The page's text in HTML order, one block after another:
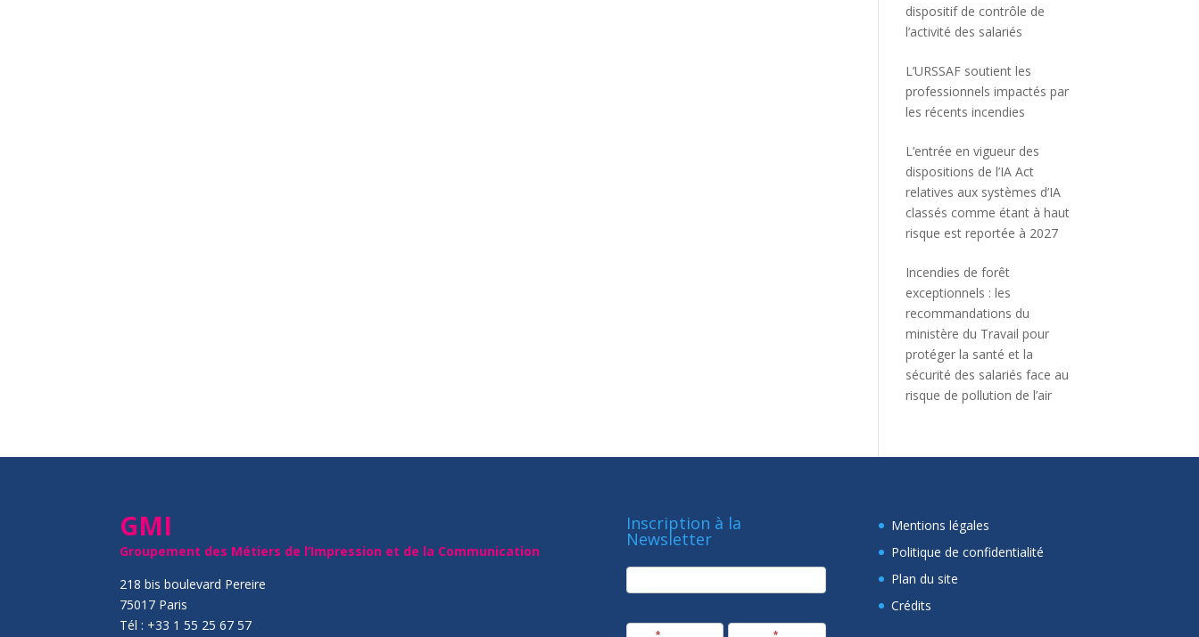
dispositif de contrôle de
l’activité des salariés
L’URSSAF soutient les
professionnels impactés par
les récents incendies
L’entrée en vigueur des
dispositions de l’IA Act
relatives aux systèmes d’IA
classés comme étant à haut
risque est reportée à 2027
Incendies de forêt
exceptionnels : les
recommandations du
ministère du Travail pour
protéger la santé et la
sécurité des salariés face au
risque de pollution de l’air
GMI
Groupement des Métiers de l’Impression et de la Communication
218 bis boulevard Pereire
75017 Paris
Tél : +33 1 55 25 67 57
Inscription à la
Newsletter
newsletter
Mentions légales
Politique de confidentialité
Plan du site
Crédits